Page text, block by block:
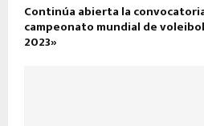
Continúa abierta la
campeonato mundial de
2023»